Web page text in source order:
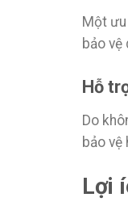
Một
bảo vệ
Hỗ
Do
bảo vệ
Lợi